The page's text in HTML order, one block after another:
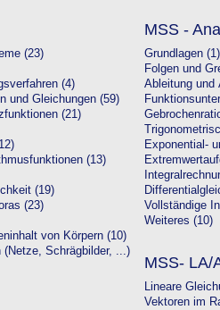
(23)
(4)
und Gleichungen (59)
(21)
(13)
(19)
(23)
von Körpern (10)
(Netze, Schrägbilder, ...)
MSS -
Grundlagen (1)
Folgen und
Ableitung und
Exponential-
Vollständige
Weiteres (10)
MSS- LA/
Lineare
Vektoren im